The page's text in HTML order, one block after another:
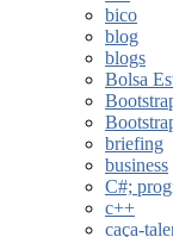
bico
blog
blogs
Bolsa
briefing
business
C#;
c++
caça-